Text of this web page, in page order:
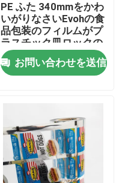
PE ふた 340mmをかわ
いがりなさいEvohの食
品包装のフィルムがプ
ラスチック皿ロックの
シールのための色を印
刷したお問い合わせを送信